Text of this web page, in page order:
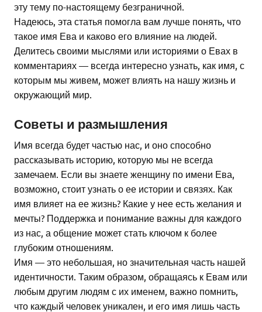
эту тему по-настоящему безграничной.
Надеюсь, эта статья помогла вам лучше понять, что
такое имя Ева и каково его влияние на людей.
Делитесь своими мыслями или историями о Евах в
комментариях — всегда интересно узнать, как имя, с
которым мы живем, может влиять на нашу жизнь и
окружающий мир.
Советы и размышления
Имя всегда будет частью нас, и оно способно
рассказывать историю, которую мы не всегда
замечаем. Если вы знаете женщину по имени Ева,
возможно, стоит узнать о ее истории и связях. Как
имя влияет на ее жизнь? Какие у нее есть желания и
мечты? Поддержка и понимание важны для каждого
из нас, а общение может стать ключом к более
глубоким отношениям.
Имя — это небольшая, но значительная часть нашей
идентичности. Таким образом, обращаясь к Евам или
любым другим людям с их именем, важно помнить,
что каждый человек уникален, и его имя лишь часть